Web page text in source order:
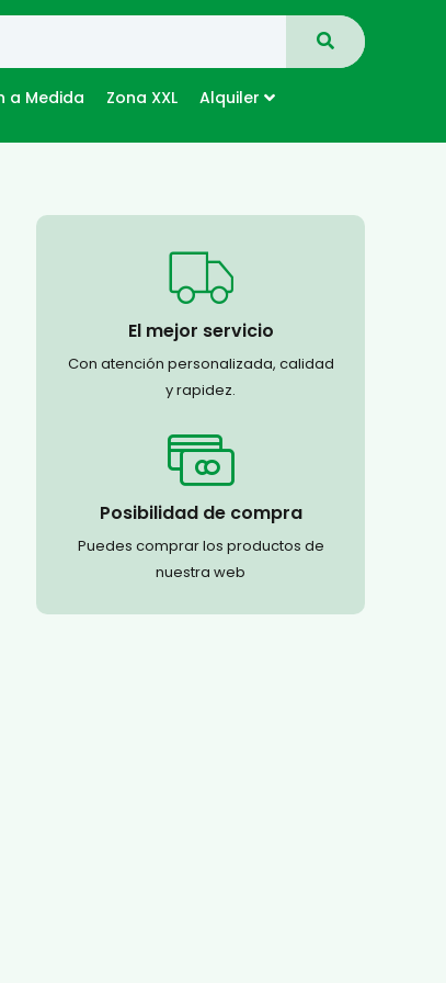
a Medida Zona XXL Alquiler
El mejor servicio
Con atención personalizada, calidad
y rapidez.
Posibilidad de compra
Puedes comprar los productos de
nuestra web